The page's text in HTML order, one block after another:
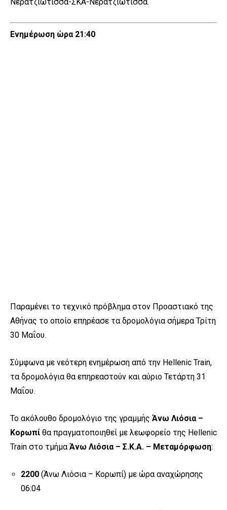
Ενημέρωση ώρα 21:40
Παραμένει το τεχνικό πρόβλημα στον Προαστιακό της
Αθήνας το οποίο επηρέασε τα δρομολόγια σήμερα Τρίτη
30 Μαΐου.
Σύμφωνα με νεότερη ενημέρωση από την Hellenic Train,
τα δρομολόγια θα επηρεαστούν και αύριο Τετάρτη 31
Μαΐου.
Το ακόλουθο δρομολόγιο της γραμμής Άνω Λιόσια –
Κορωπί θα πραγματοποιηθεί με λεωφορείο της Hellenic
Train στο τμήμαΆνω Λιόσια – Σ.Κ.Α. – Μεταμόρφωση:
2200 (Άνω Λιόσια – Κορωπί) με ώρα αναχώρησης
06:04